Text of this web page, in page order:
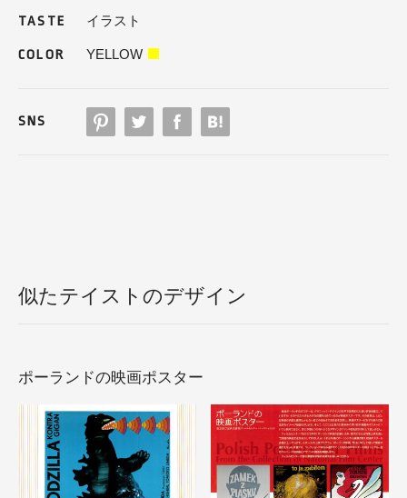
TASTE イラスト
COLOR YELLOW
SNS
似たテイストのデザイン
ポーランドの映画ポスター